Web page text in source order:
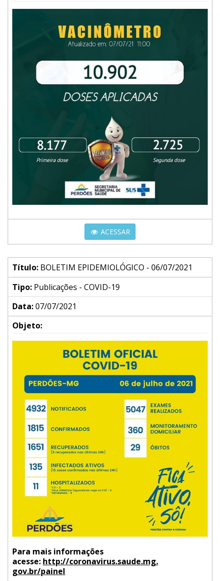
ACESSAR
Título: BOLETIM EPIDEMIOLÓGICO - 06/07/2021
Tipo: Publicações - COVID-19
Data:07/07/2021
Objeto:
Para mais informações
acesse: http://coronavirus.saude.mg.
gov.br/painel